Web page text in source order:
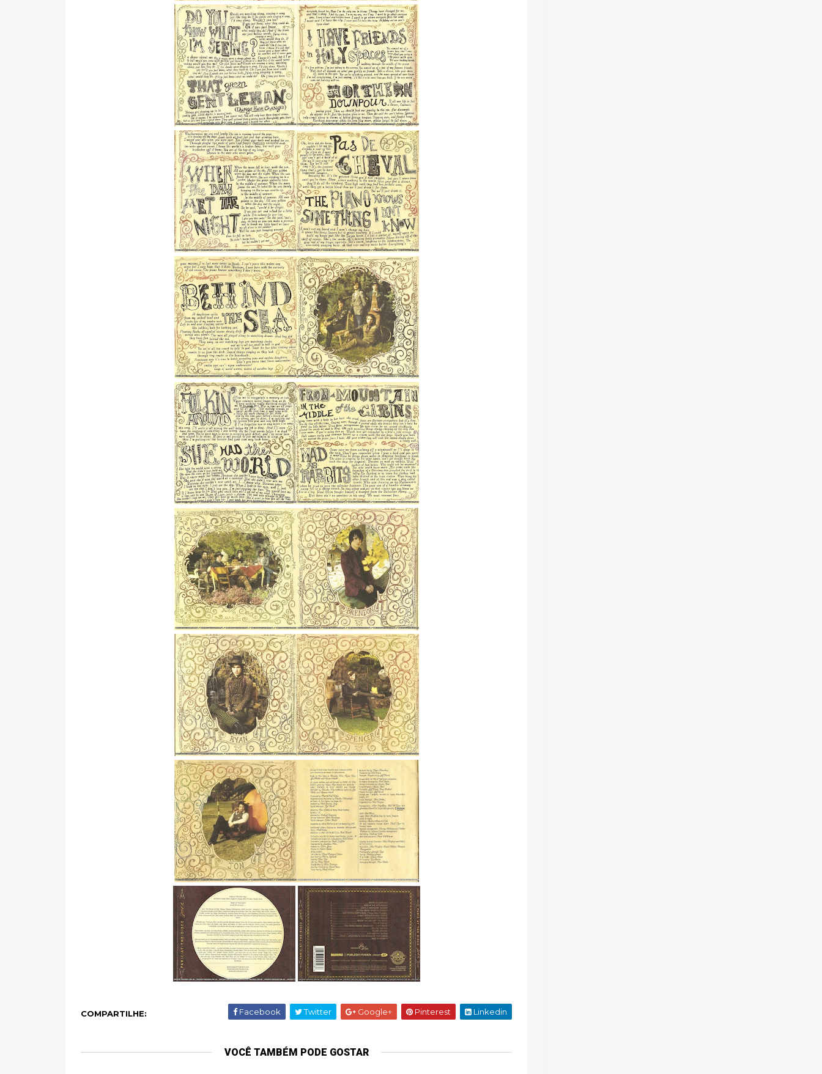
COMPARTILHE: Facebook Twitter Google+ Pinterest Linkedin
VOCÊ TAMBÉM PODE GOSTAR